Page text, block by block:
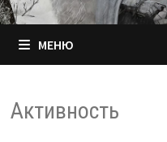
МЕНЮ
Активность